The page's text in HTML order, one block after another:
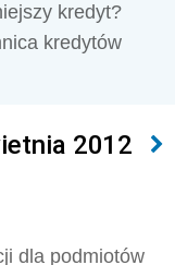
kredyt?
kredytów
2012
dla podmiotów